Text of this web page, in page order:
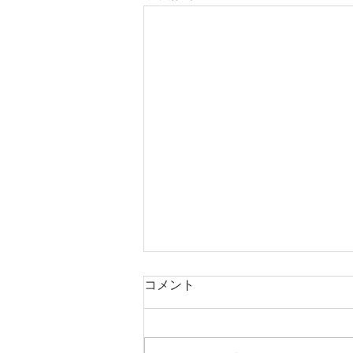
休校日のお知らせ
あせすトンロー・プロンポン個別
コメント